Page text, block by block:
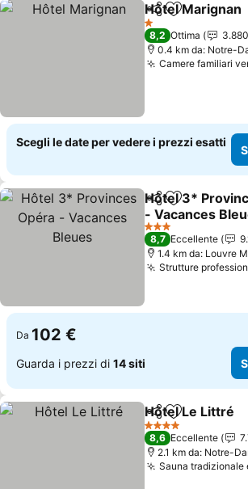
CondividiAggiungi ai
Hôtel Marignan
1 Stelle
8,2 Ottima
0.4 km da: Notre-
Camere familiari
Scegli le date per vedere i prezzi esatti
CondividiAggiungi ai
Hôtel 3*
- Vacances
3 Stelle
8,7 Eccellente
1.4 km da: Louvre
Strutture
Da 102 €
Guarda i prezzi di 14 siti
CondividiAggiungi ai
Hôtel Le Littré
4 Stelle
8,6 Eccellente
2.1 km da: Notre-
Sauna tradizionale